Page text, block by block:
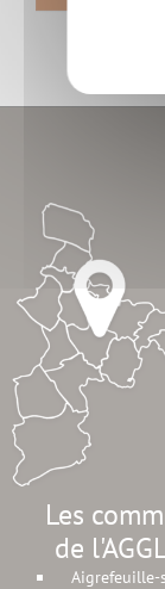
Les
de
Aigrefeuille-